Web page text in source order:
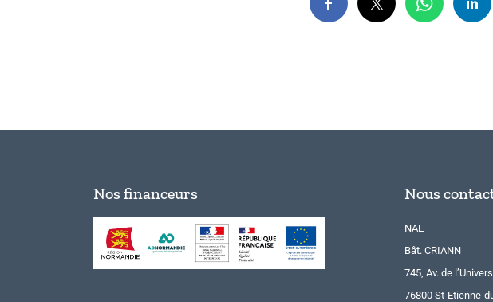
Nos financeurs Nous
NAE
Bât. CRIANN
745, Av. de
76800 St-Etienne-